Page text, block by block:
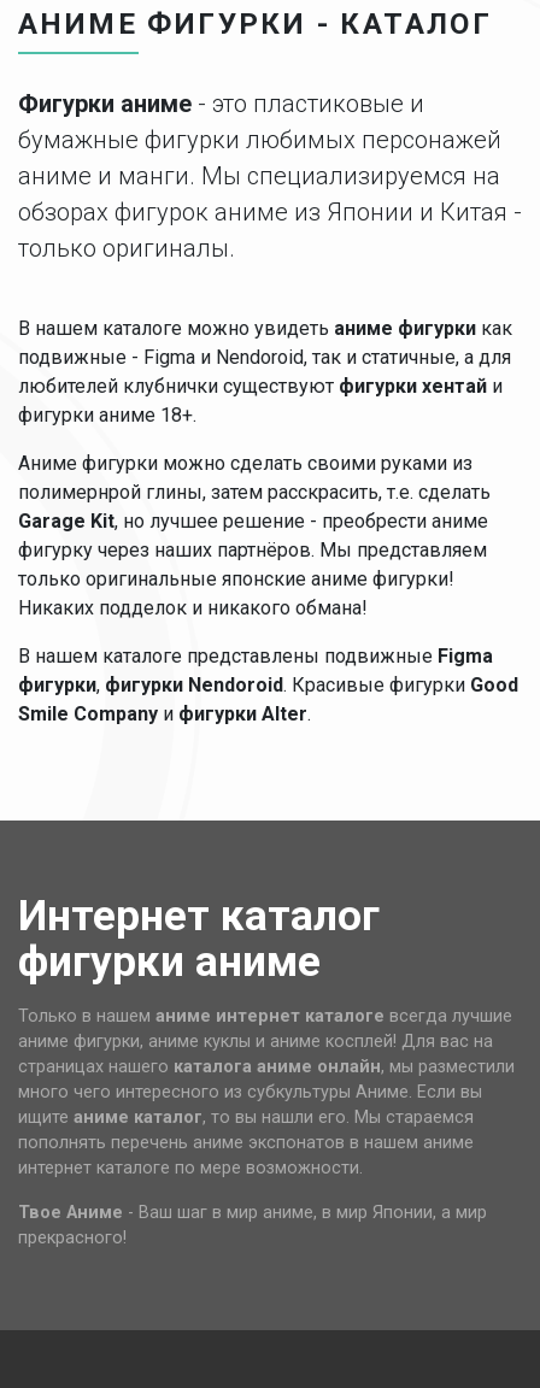
АНИМЕ ФИГУРКИ - КАТАЛОГ
Фигурки аниме - это пластиковые и
бумажные фигурки любимых персонажей
аниме и манги. Мы специализируемся на
обзорах фигурок аниме из Японии и Китая -
только оригиналы.
В нашем каталоге можно увидеть аниме фигурки как
подвижные - Figma и Nendoroid, так и статичные, а для
любителей клубнички существуют фигурки хентай и
фигурки аниме 18+.
Аниме фигурки можно сделать своими руками из
полимернрой глины, затем расскрасить, т.е. сделать
Garage Kit, но лучшее решение - преобрести аниме
фигурку через наших партнёров. Мы представляем
только оригинальные японские аниме фигурки!
Никаких подделок и никакого обмана!
В нашем каталоге представлены подвижные Figma
фигурки, фигурки Nendoroid. Красивые фигурки Good
Smile Company и фигурки Alter.
Интернет каталог
фигурки аниме
Только в нашем аниме интернет каталоге всегда лучшие
аниме фигурки, аниме куклы и аниме косплей! Для вас на
страницах нашего каталога аниме онлайн, мы разместили
много чего интересного из субкультуры Аниме. Если вы
ищите аниме каталог, то вы нашли его. Мы стараемся
пополнять перечень аниме экспонатов в нашем аниме
интернет каталоге по мере возможности.
Твое Аниме - Ваш шаг в мир аниме, в мир Японии, а мир
прекрасного!